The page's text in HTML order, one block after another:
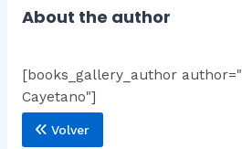
About the author
[books_gallery_author
Cayetano"]
Volver